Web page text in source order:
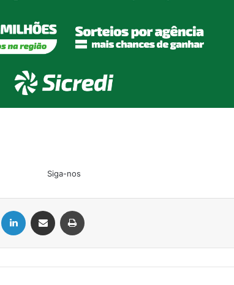
Siga-nos
Linkedin Compartilhar via e-mail